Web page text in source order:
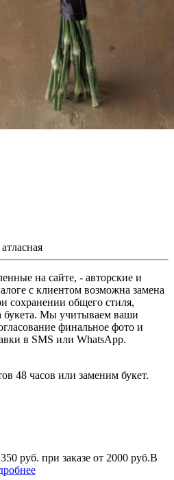
на сайте, - авторские и
с клиентом возможна замена
сохранении общего стиля,
букета. Мы учитываем ваши
финальное фото и
в SMS или WhatsApp.
48 часов или заменим букет.
руб. при заказе от 2000 руб.В